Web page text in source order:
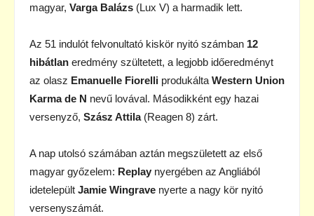
magyar, Varga Balázs (Lux V) a harmadik lett.
Az 51 indulót felvonultató kiskör nyitó számban 12
hibátlan eredmény szültetett, a legjobb időeredményt
az olasz Emanuelle Fiorelli produkálta Western Union
Karma de N nevű lovával. Másodikként egy hazai
versenyző, Szász Attila(Reagen 8) zárt.
A nap utolsó számában aztán megszületett az első
magyar győzelem: Replay nyergében az Angliából
idetelepült Jamie Wingrave nyerte a nagy kör nyitó
versenyszámát.